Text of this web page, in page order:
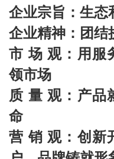
企业宗旨：生态
企业精神：团结
市 场 观：用服
领市场
质 量 观：产品
命
营 销 观：创新